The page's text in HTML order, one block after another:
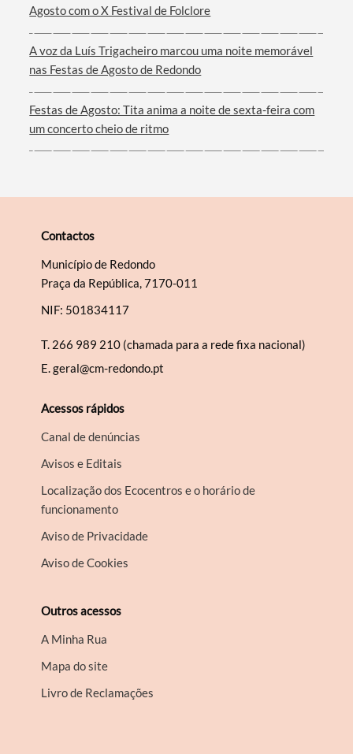
Agosto com o X Festival de Folclore
A voz da Luís Trigacheiro marcou uma noite memorável
nas Festas de Agosto de Redondo
Festas de Agosto: Tita anima a noite de sexta-feira com
um concerto cheio de ritmo
Contactos
Município de Redondo
Praça da República, 7170-011
NIF: 501834117
T. 266 989 210 (chamada para a rede fixa nacional)
E.geral@cm-redondo.pt
Acessos rápidos
Canal de denúncias
Avisos e Editais
Localização dos Ecocentros e o horário de
funcionamento
Aviso de Privacidade
Aviso de Cookies
Outros acessos
A Minha Rua
Mapa do site
Livro de Reclamações